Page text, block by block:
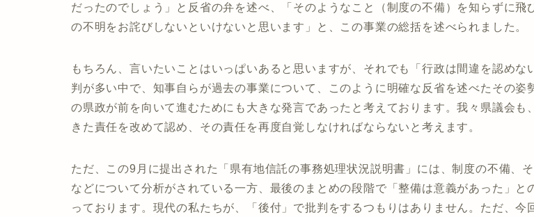
だったのでしょう」と反省の弁を述べ、「そのようなこと（制度の不備）を知らずに飛
の不明をお詫びしないといけないと思います」と、この事業の総括を述べられました。
もちろん、言いたいことはいっぱいあると思いますが、それでも「行政は間違を認めな
判が多い中で、知事自らが過去の事業について、このように明確な反省を述べたその姿
の県政が前を向いて進むためにも大きな発言であったと考えております。我々県議会も
きた責任を改めて認め、その責任を再度自覚しなければならないと考えます。
ただ、この9月に提出された「県有地信託の事務処理状況説明書」には、制度の不備、
などについて分析がされている一方、最後のまとめの段階で「整備は意義があった」と
っております。現代の私たちが、「後付」で批判をするつもりはありません。ただ、今